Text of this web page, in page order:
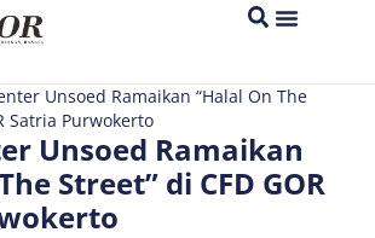
Unsoed Ramaikan “Halal On The
Satria Purwokerto
Unsoed Ramaikan
Street” di CFD GOR